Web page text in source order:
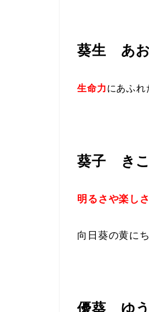
葵生 あ
生命力にあふれ
葵子 きこ
明るさや楽し
向日葵の黄に
優葵 ゆ